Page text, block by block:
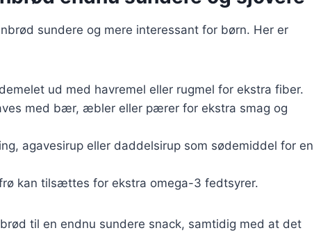
sundere og mere interessant for børn. Her er
ud med havremel eller rugmel for ekstra fiber.
med bær, æbler eller pærer for ekstra smag og
agavesirup eller daddelsirup som sødemiddel for en
kan tilsættes for ekstra omega-3 fedtsyrer.
til en endnu sundere snack, samtidig med at det